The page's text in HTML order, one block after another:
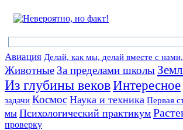
Авиация Делай, как мы, делай вместе с
Животные За пределами школы
Из глубины вековИнтересное
задачи Космос Наука и техника Первая
мы Психологический практикум
проверку